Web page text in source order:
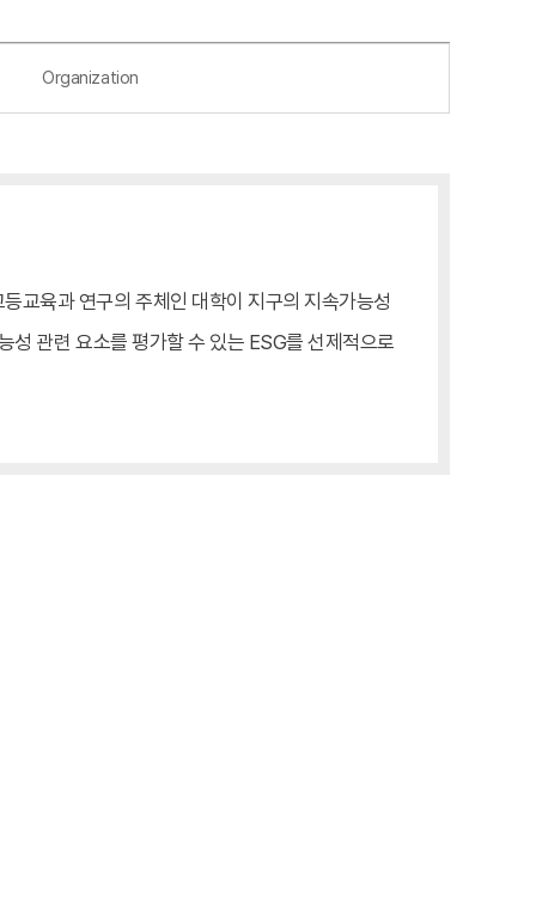
Organization
교육과 연구의 주체인 대학이 지구의 지속가능성
성 관련 요소를 평가할 수 있는 ESG를 선제적으로